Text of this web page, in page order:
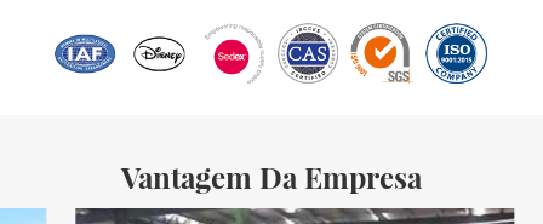
promocionais para presentes e bandejas de folha-de-flandres,
etc. linhas de produção padronizadas e 15 linhas de produção
Vantagem Da Empresa